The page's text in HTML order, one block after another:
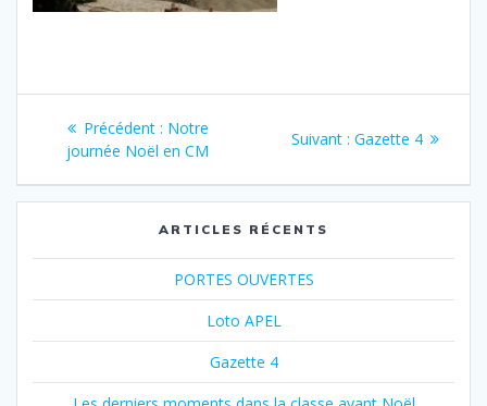
Navigation
l’article
Précédent : Article
précédent
Notre
journée Noël en CM
Suivant : Article
:
Gazette 4
ARTICLES RÉCENTS
PORTES OUVERTES
Loto APEL
Gazette 4